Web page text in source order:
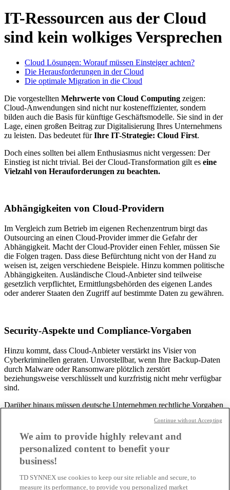
IT-Ressourcen aus der Cloud
sind kein wolkiges Versprechen
Cloud Lösungen: Worauf müssen Einsteiger achten?
Die Herausforderungen in der Cloud
Die optimale Migration in die Cloud
Die vorgestellten Mehrwerte von Cloud Computing zeigen:
Cloud-Anwendungen sind nicht nur kosteneffizienter, sondern
bilden auch die Basis für künftige Geschäftsmodelle. Sie sind in der
Lage, einen großen Beitrag zur Digitalisierung Ihres Unternehmens
zu leisten. Das bedeutet fürIhre IT-Strategie: Cloud First.
Doch eines sollten bei allem Enthusiasmus nicht vergessen: Der
Einstieg ist nicht trivial. Bei der Cloud-Transformation gilt es eine
Vielzahl von Herauforderungen zu beachten.
Abhängigkeiten von Cloud-Providern
Im Vergleich zum Betrieb im eigenen Rechenzentrum birgt das
Outsourcing an einen Cloud-Provider immer die Gefahr der
Abhängigkeit. Macht der Cloud-Provider einen Fehler, müssen Sie
die Folgen tragen. Dass diese Befürchtung nicht von der Hand zu
weisen ist, zeigen verschiedene Beispiele. Hinzu kommen politische
Abhängigkeiten. Ausländische Cloud-Anbieter sind teilweise
gesetzlich verpflichtet, Ermittlungsbehörden des eigenen Landes
oder anderer Staaten den Zugriff auf bestimmte Daten zu gewähren.
Security-Aspekte und Compliance-Vorgaben
Hinzu kommt, dass Cloud-Anbieter verstärkt ins Visier von
Cyberkriminellen geraten. Unvorstellbar, wenn Ihre Backup-Daten
durch Malware oder Ransomware plötzlich zerstört
beziehungsweise verschlüsselt und kurzfristig nicht mehr verfügbar
sind.
Darüber hinaus müssen deutsche Unternehmen rechtliche Vorgaben
Unternehmensdaten gibt es für einige Branchen spezielle
Compliance-Richtlinien. Auch diese sind strikt zu beachten. Ihre
Cloud-Strategie sollte diese Risiken mit einkalkulieren.
Kostenfallen beim Cloud-Computing
We aim to provide highly relevant and
personalized content to benefit your
business!
TD SYNNEX use cookies to keep our site reliable and secure, to
measure its performance, to provide you personalized market
Continue without Accepting